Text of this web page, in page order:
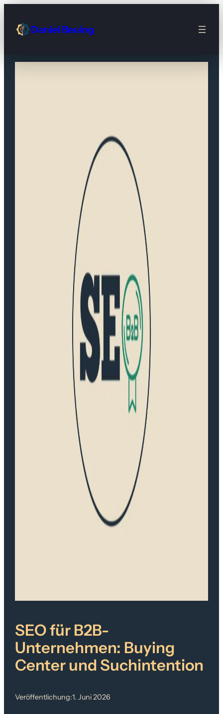
Daniel Beuing
SEO für B2B-
Unternehmen: Buying
Center und Suchintention
Veröffentlichung:1. Juni 2026